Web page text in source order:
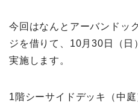
今回はなんとアーバンドッ
ジを借りて、10月30日（日
実施します。
1階シーサイドデッキ（中